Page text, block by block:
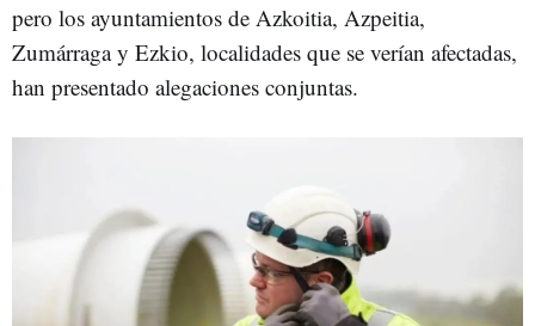
pero los ayuntamientos de Azkoitia, Azpeitia,
Zumárraga y Ezkio, localidades que se verían afectadas,
han presentado alegaciones conjuntas.